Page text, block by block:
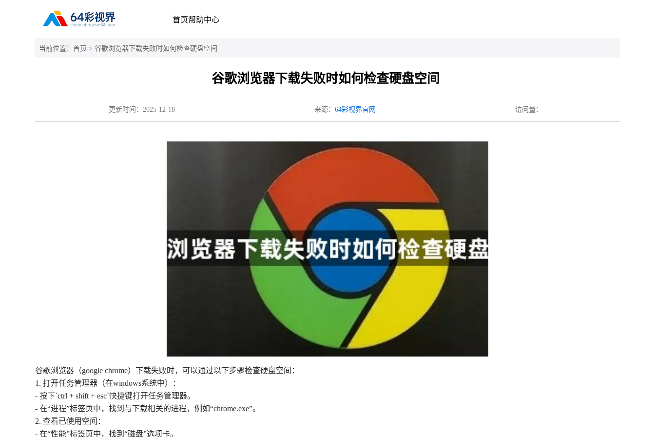
首页帮助中心
当前位置： 首页 > 谷歌浏览器下载失败时如何检查硬盘空间
谷歌浏览器下载失败时如何检查硬盘空间
更新时间： 2025-12-18 来源： 64彩视界官网 访问量：
谷歌浏览器（google chrome）下载失败时，可以通过以下步骤检查硬盘空间：
1. 打开任务管理器（在windows系统中）：
- 按下`ctrl + shift + esc`快捷键打开任务管理器。
- 在“进程”标签页中，找到与下载相关的进程，例如“chrome.exe”。
2. 查看已使用空间：
- 在“性能”标签页中，找到“磁盘”选项卡。